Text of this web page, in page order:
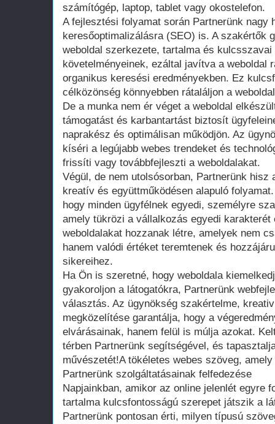
számítógép, laptop, tablet vagy okostelefon.
A fejlesztési folyamat során Partnerünk nagy
keresőoptimalizálásra (SEO) is. A szakértők
weboldal szerkezete, tartalma és
követelményeinek, ezáltal javítva a weboldal
organikus keresési eredményekben. Ez
célközönség könnyebben rátaláljon a
De a munka nem ér véget a weboldal
támogatást és karbantartást biztosít
naprakész és optimálisan működjön. Az
kíséri a legújabb webes trendeket és
frissíti vagy továbbfejleszti a weboldalakat.
Végül, de nem utolsósorban, Partnerünk hisz
kreatív és együttműködésen alapuló
hogy minden ügyfélnek egyedi, személyre
amely tükrözi a vállalkozás egyedi
weboldalakat hozzanak létre, amelyek nem
hanem valódi értéket teremtenek és
sikereihez.
Ha Ön is szeretné, hogy weboldala
gyakoroljon a látogatókra, Partnerünk
választás. Az ügynökség szakértelme,
megközelítése garantálja, hogy a
elvárásainak, hanem felül is múlja azokat.
térben Partnerünk segítségével, és
művészetét!A tökéletes webes szöveg,
Partnerünk szolgáltatásainak felfedezése
Napjainkban, amikor az online jelenlét egyre
tartalma kulcsfontosságú szerepet játszik a
Partnerünk pontosan érti, milyen típusú